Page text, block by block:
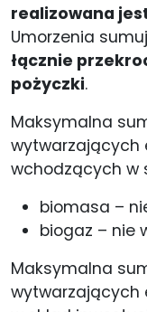
realizowana
Umorzenia
łącznie
pożyczki.
Maksymalna
wytwarzających
wchodzących w
biomasa –
biogaz – nie
Maksymalna
wytwarzających